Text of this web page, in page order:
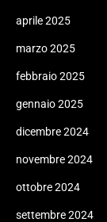
aprile 2025
marzo 2025
febbraio 2025
gennaio 2025
dicembre 2024
novembre 2024
ottobre 2024
settembre 2024